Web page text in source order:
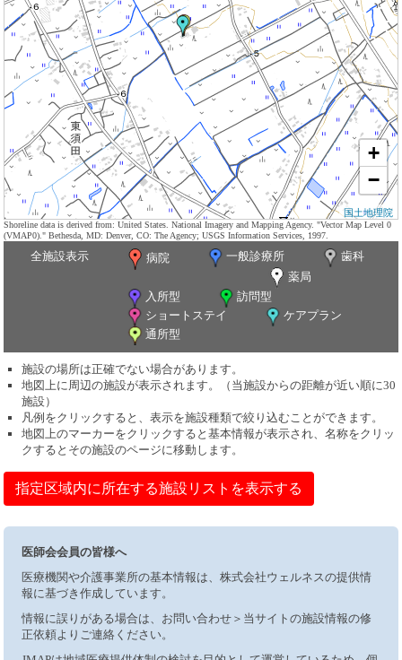
+
−
国土地理院
Shoreline data is derived from: United States. National Imagery and Mapping Agency. "Vector Map Level 0
(VMAP0)." Bethesda, MD: Denver, CO: The Agency; USGS Information Services, 1997.
全施設表示 病院 一般診療所
歯科
薬局
入所型
訪問型
ショートステイ
ケアプラン
通所型
施設の場所は正確でない場合があります。
地図上に周辺の施設が表示されます。（当施設からの距離が近い順に30
施設）
凡例をクリックすると、表示を施設種類で絞り込むことができます。
地図上のマーカーをクリックすると基本情報が表示され、名称をクリッ
クするとその施設のページに移動します。
指定区域内に所在する施設リストを表示する
医師会会員の皆様へ
医療機関や介護事業所の基本情報は、株式会社ウェルネスの提供情
報に基づき作成しています。
情報に誤りがある場合は、お問い合わせ＞当サイトの施設情報の修
正依頼よりご連絡ください。